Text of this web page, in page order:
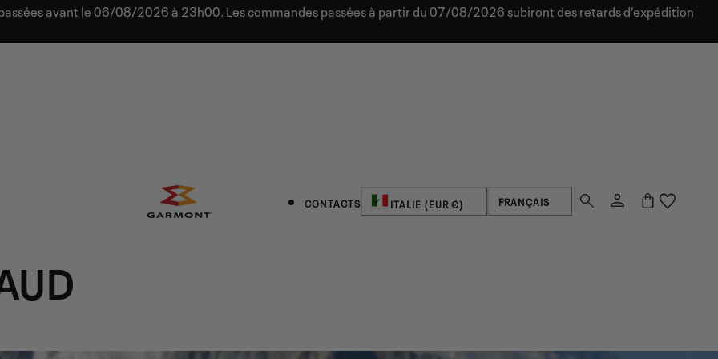
avant le 06/08/2026 à 23h00. Les commandes passées à partir du 07/08/2026 subiront des retards d’expédition
CONTACTS Pays/région
ITALIE (EUR €) Langue
FRANÇAIS
connecter
Panier